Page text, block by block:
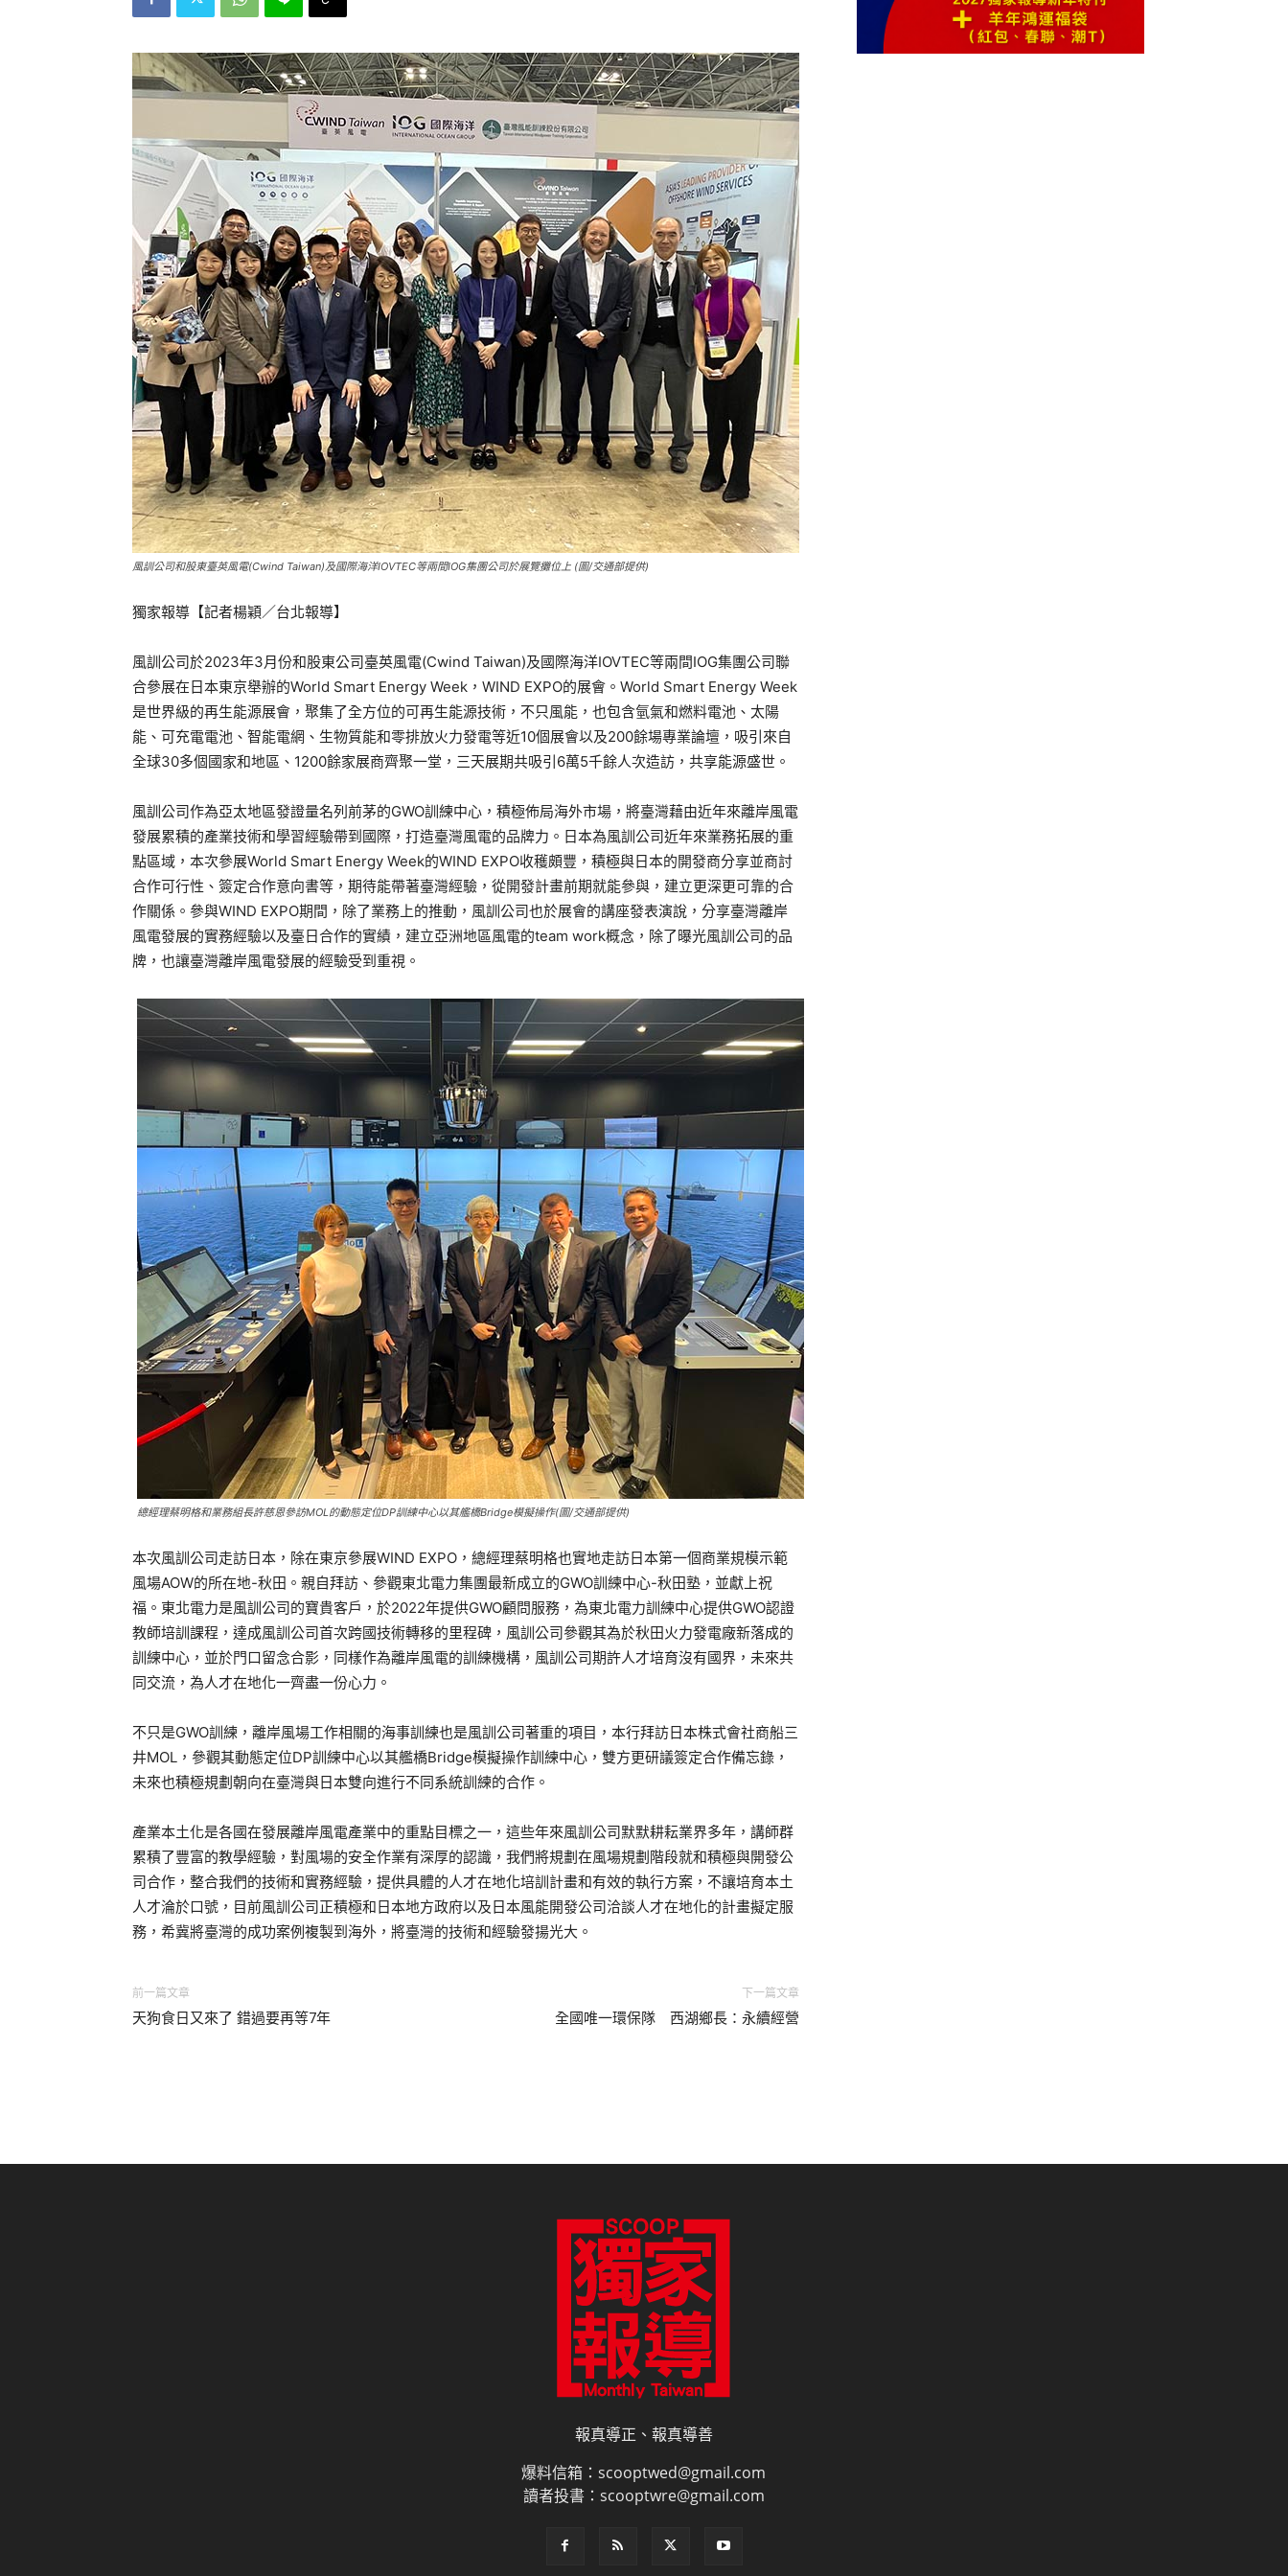
風訓公司和股東臺英風電(Cwind Taiwan)及國際海洋IOVTEC等兩間IOG集團公司於展覽攤位上 (圖/交通部提供)
獨家報導【記者楊穎／台北報導】
風訓公司於2023年3月份和股東公司臺英風電(Cwind Taiwan)及國際海洋IOVTEC等兩間IOG集團公司聯
合參展在日本東京舉辦的World Smart Energy Week，WIND EXPO的展會。World Smart Energy Week
是世界級的再生能源展會，聚集了全方位的可再生能源技術，不只風能，也包含氫氣和燃料電池、太陽
能、可充電電池、智能電網、生物質能和零排放火力發電等近10個展會以及200餘場專業論壇，吸引來自
全球30多個國家和地區、1200餘家展商齊聚一堂，三天展期共吸引6萬5千餘人次造訪，共享能源盛世。
風訓公司作為亞太地區發證量名列前茅的GWO訓練中心，積極佈局海外市場，將臺灣藉由近年來離岸風電
發展累積的產業技術和學習經驗帶到國際，打造臺灣風電的品牌力。日本為風訓公司近年來業務拓展的重
點區域，本次參展World Smart Energy Week的WIND EXPO收穫頗豐，積極與日本的開發商分享並商討
合作可行性、簽定合作意向書等，期待能帶著臺灣經驗，從開發計畫前期就能參與，建立更深更可靠的合
作關係。參與WIND EXPO期間，除了業務上的推動，風訓公司也於展會的講座發表演說，分享臺灣離岸
風電發展的實務經驗以及臺日合作的實績，建立亞洲地區風電的team work概念，除了曝光風訓公司的品
牌，也讓臺灣離岸風電發展的經驗受到重視。
總經理蔡明格和業務組長許慈恩參訪MOL的動態定位DP訓練中心以其艦橋Bridge模擬操作(圖/交通部提供)
本次風訓公司走訪日本，除在東京參展WIND EXPO，總經理蔡明格也實地走訪日本第一個商業規模示範
風場AOW的所在地-秋田。親自拜訪、參觀東北電力集團最新成立的GWO訓練中心-秋田塾，並獻上祝
福。東北電力是風訓公司的寶貴客戶，於2022年提供GWO顧問服務，為東北電力訓練中心提供GWO認證
教師培訓課程，達成風訓公司首次跨國技術轉移的里程碑，風訓公司參觀其為於秋田火力發電廠新落成的
訓練中心，並於門口留念合影，同樣作為離岸風電的訓練機構，風訓公司期許人才培育沒有國界，未來共
同交流，為人才在地化一齊盡一份心力。
不只是GWO訓練，離岸風場工作相關的海事訓練也是風訓公司著重的項目，本行拜訪日本株式會社商船三
井MOL，參觀其動態定位DP訓練中心以其艦橋Bridge模擬操作訓練中心，雙方更研議簽定合作備忘錄，
未來也積極規劃朝向在臺灣與日本雙向進行不同系統訓練的合作。
產業本土化是各國在發展離岸風電產業中的重點目標之一，這些年來風訓公司默默耕耘業界多年，講師群
累積了豐富的教學經驗，對風場的安全作業有深厚的認識，我們將規劃在風場規劃階段就和積極與開發公
司合作，整合我們的技術和實務經驗，提供具體的人才在地化培訓計畫和有效的執行方案，不讓培育本土
人才淪於口號，目前風訓公司正積極和日本地方政府以及日本風能開發公司洽談人才在地化的計畫擬定服
務，希冀將臺灣的成功案例複製到海外，將臺灣的技術和經驗發揚光大。
前一篇文章
天狗食日又來了 錯過要再等7年
下一篇文章
全國唯一環保隊 西湖鄉長：永續經營
報真導正、報真導善
爆料信箱：scooptwed@gmail.com
讀者投書：scooptwre@gmail.com